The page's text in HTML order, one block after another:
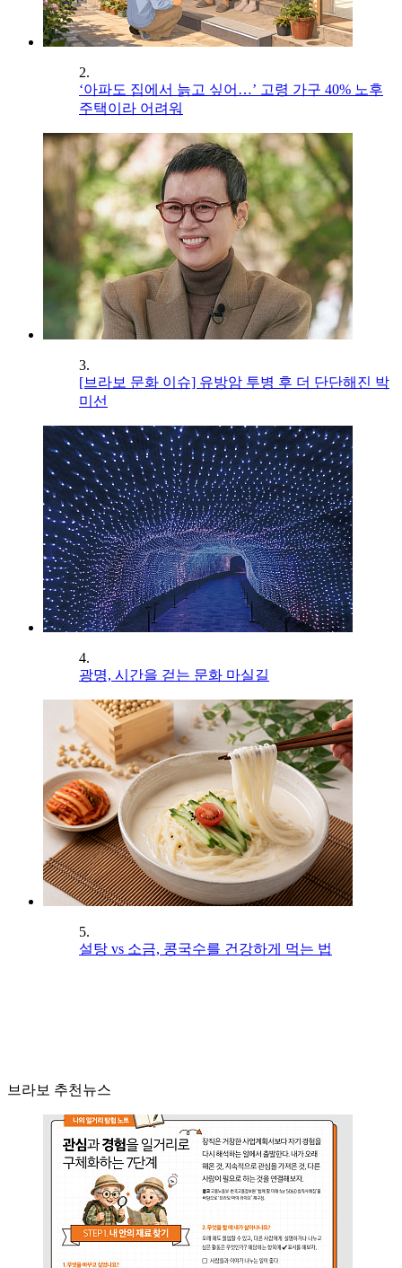
2.
‘아파도 집에서 늙고 싶어…’ 고령 가구 40% 노후
주택이라 어려워
3.
[브라보 문화 이슈] 유방암 투병 후 더 단단해진 박
미선
4.
광명, 시간을 걷는 문화 마실길
5.
설탕 vs 소금, 콩국수를 건강하게 먹는 법
브라보 추천뉴스